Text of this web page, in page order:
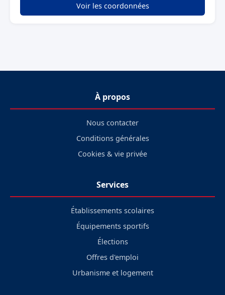
Voir les coordonnées
À propos
Nous contacter
Conditions générales
Cookies & vie privée
Services
Établissements scolaires
Équipements sportifs
Élections
Offres d'emploi
Urbanisme et logement